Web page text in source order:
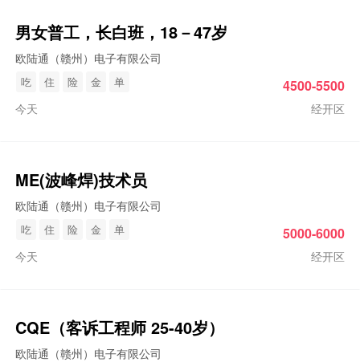
男女普工，长白班，18－47岁
欧陆通（赣州）电子有限公司
吃 住 险 金 单
今天 经开区
4500-5500
ME(波峰焊)技术员
欧陆通（赣州）电子有限公司
吃 住 险 金 单
今天 经开区
5000-6000
CQE（客诉工程师 25-40岁）
欧陆通（赣州）电子有限公司